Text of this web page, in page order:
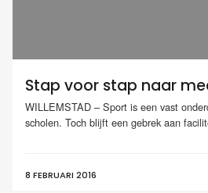
Stap voor stap naar
WILLEMSTAD – Sport is een vast
scholen. Toch blijft een gebrek aan
8 FEBRUARI 2016